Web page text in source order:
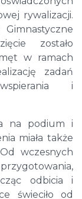
rywalizacji.
zostało
w ramach
zadań
i
na podium i
miała także
wczesnych
odbicia i
świeciło od